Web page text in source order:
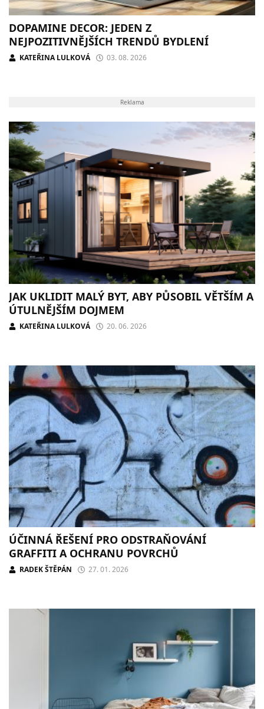
DOPAMINE DECOR: JEDEN Z
NEJPOZITIVNĚJŠÍCH TRENDŮ BYDLENÍ
KATEŘINA LULKOVÁ 03. 08. 2026
Reklama
JAK UKLIDIT MALÝ BYT, ABY PŮSOBIL VĚTŠÍM A
ÚTULNĚJŠÍM DOJMEM
KATEŘINA LULKOVÁ 20. 06. 2026
ÚČINNÁ ŘEŠENÍ PRO ODSTRAŇOVÁNÍ
GRAFFITI A OCHRANU POVRCHŮ
RADEK ŠTĚPÁN 27. 01. 2026